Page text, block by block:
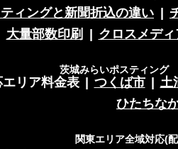
ィングと新聞折込の違い
大量部数印刷 クロスメディ
茨城みらいポスティング
リア料金表 つくば市
土
ひたちな
関東エリア全域対応(